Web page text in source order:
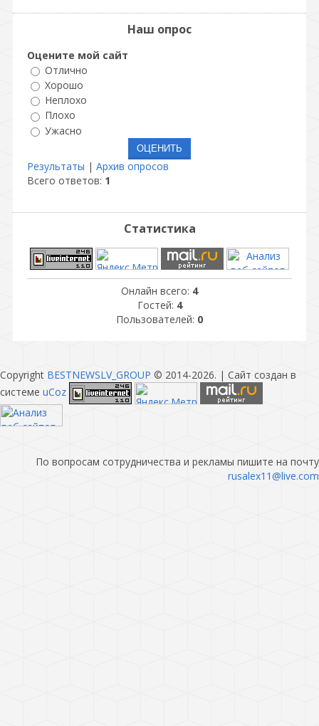
Наш опрос
Оцените мой сайт
Отлично
Хорошо
Неплохо
Плохо
Ужасно
Результаты | Архив опросов
Всего ответов: 1
Статистика
Онлайн всего: 4
Гостей: 4
Пользователей: 0
Copyright BESTNEWSLV_GROUP © 2014-2026. | Сайт создан в
системе uCoz
По вопросам сотрудничества и рекламы пишите на почту
rusalex11@live.com